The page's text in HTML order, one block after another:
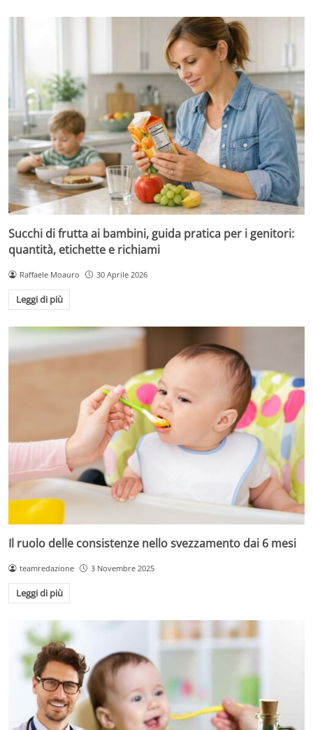
Succhi di frutta ai bambini, guida pratica per i genitori:
quantità, etichette e richiami
Raffaele Moauro 30 Aprile 2026
Leggi di più
Il ruolo delle consistenze nello svezzamento dai 6 mesi
teamredazione 3 Novembre 2025
Leggi di più